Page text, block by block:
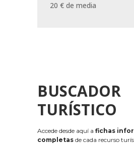
20 € de media
BUSCADOR
TURÍSTICO
Accede desde aquí a fichas
completas de cada recurso